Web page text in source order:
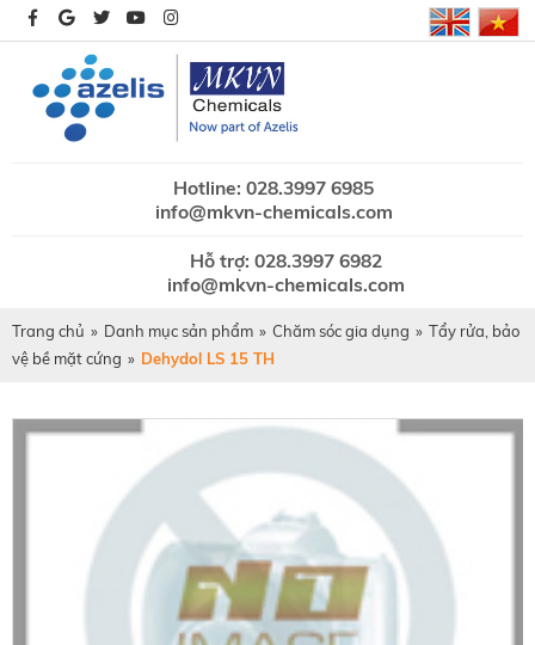
Hotline: 028.3997 6985
info@mkvn-chemicals.com
Hỗ trợ: 028.3997 6982
info@mkvn-chemicals.com
Trang chủ » Danh mục sản phẩm » Chăm sóc gia dụng » Tẩy rửa, bảo
vệ bề mặt cứng » Dehydol LS 15 TH